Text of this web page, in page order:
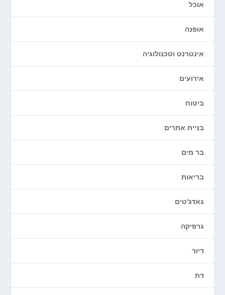
אוכל
אופנה
אינטרנט וטכנולוגיה
אירועים
ביטוח
בניית אתרים
בר מים
בריאות
גאדג'טים
גרפיקה
דיור
דת